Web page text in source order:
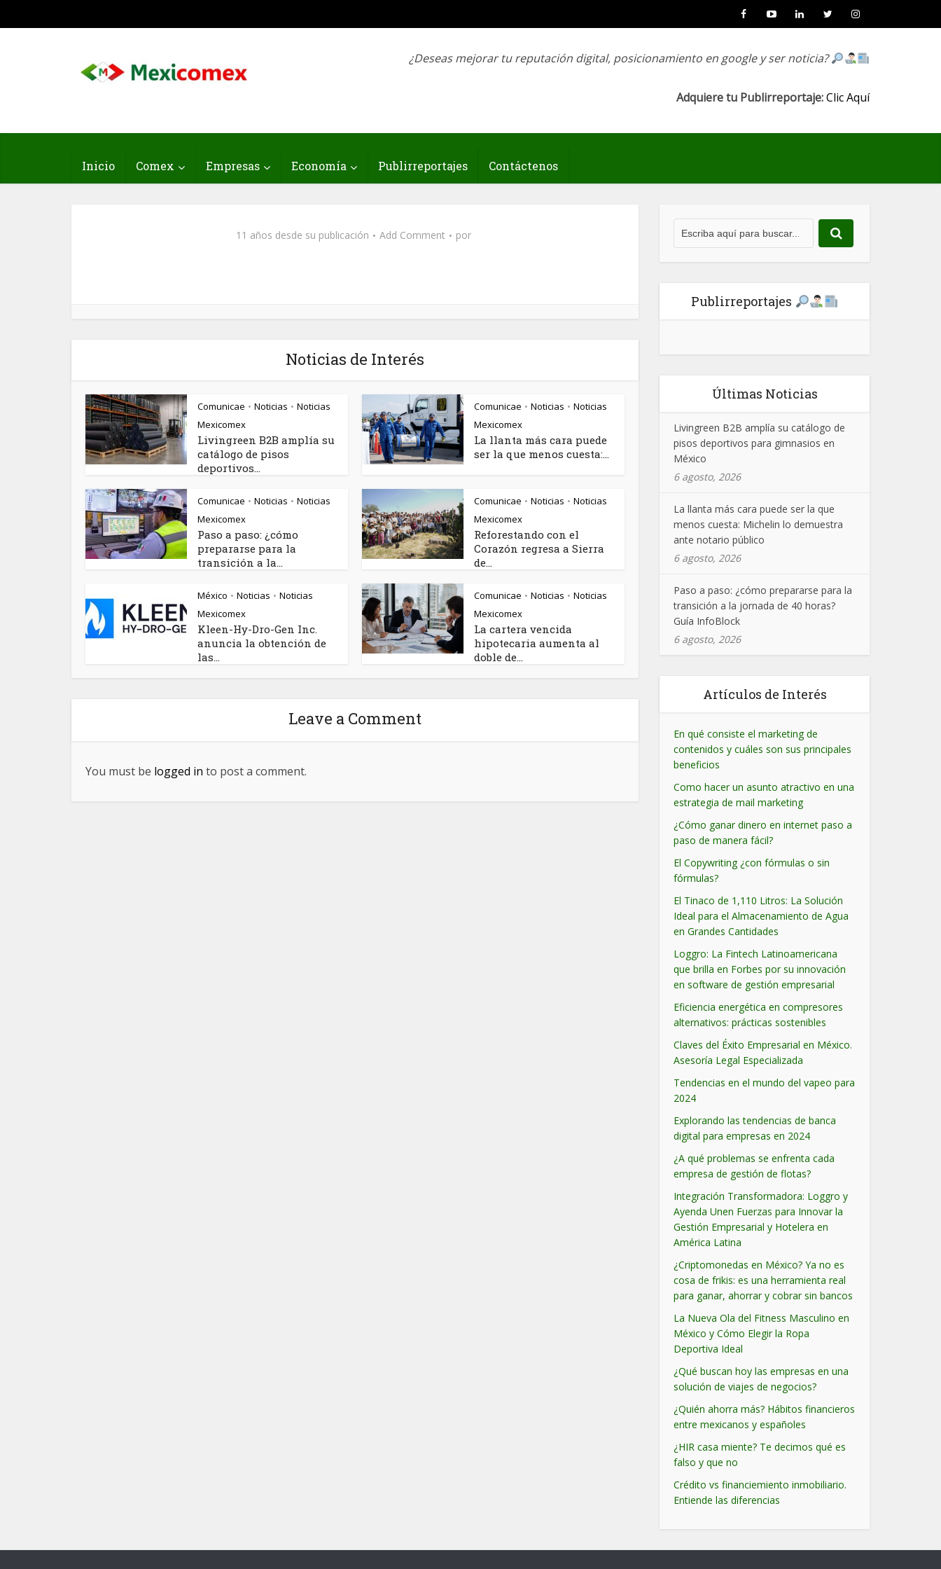
¿Deseas mejorar tu reputación digital, posicionamiento en google y ser noticia?
Adquiere tu Publirreportaje:Clic Aquí
Inicio Comex Empresas Economía Publirreportajes Contáctenos
11 años desde su publicación Add Comment por
Noticias de Interés
Comunicae • Noticias • Noticias
Mexicomex
Livingreen B2B amplía su
catálogo de pisos
deportivos...
Comunicae • Noticias • Noticias
Mexicomex
La llanta más cara puede
ser la que menos cuesta:...
Comunicae • Noticias • Noticias
Mexicomex
Paso a paso: ¿cómo
prepararse para la
transición a la...
Comunicae • Noticias • Noticias
Mexicomex
Reforestando con el
Corazón regresa a Sierra
de...
México • Noticias • Noticias
Mexicomex
Kleen-Hy-Dro-Gen Inc.
anuncia la obtención de
las...
Comunicae • Noticias • Noticias
Mexicomex
La cartera vencida
hipotecaria aumenta al
doble de...
Leave a Comment
You must be logged in to post a comment.
Publirreportajes
Últimas Noticias
Livingreen B2B amplía su catálogo de
pisos deportivos para gimnasios en
México
6 agosto, 2026
La llanta más cara puede ser la que
menos cuesta: Michelin lo demuestra
ante notario público
6 agosto, 2026
Paso a paso: ¿cómo prepararse para la
transición a la jornada de 40 horas?
Guía InfoBlock
6 agosto, 2026
Artículos de Interés
En qué consiste el marketing de
contenidos y cuáles son sus principales
beneficios
Como hacer un asunto atractivo en una
estrategia de mail marketing
¿Cómo ganar dinero en internet paso a
paso de manera fácil?
El Copywriting ¿con fórmulas o sin
fórmulas?
El Tinaco de 1,110 Litros: La Solución
Ideal para el Almacenamiento de Agua
en Grandes Cantidades
Loggro: La Fintech Latinoamericana
que brilla en Forbes por su innovación
en software de gestión empresarial
Eficiencia energética en compresores
alternativos: prácticas sostenibles
Claves del Éxito Empresarial en México.
Asesoría Legal Especializada
Tendencias en el mundo del vapeo para
2024
Explorando las tendencias de banca
digital para empresas en 2024
¿A qué problemas se enfrenta cada
empresa de gestión de flotas?
Integración Transformadora: Loggro y
Ayenda Unen Fuerzas para Innovar la
Gestión Empresarial y Hotelera en
América Latina
¿Criptomonedas en México? Ya no es
cosa de frikis: es una herramienta real
para ganar, ahorrar y cobrar sin bancos
La Nueva Ola del Fitness Masculino en
México y Cómo Elegir la Ropa
Deportiva Ideal
¿Qué buscan hoy las empresas en una
solución de viajes de negocios?
¿Quién ahorra más? Hábitos financieros
entre mexicanos y españoles
¿HIR casa miente? Te decimos qué es
falso y que no
Crédito vs financiemiento inmobiliario.
Entiende las diferencias